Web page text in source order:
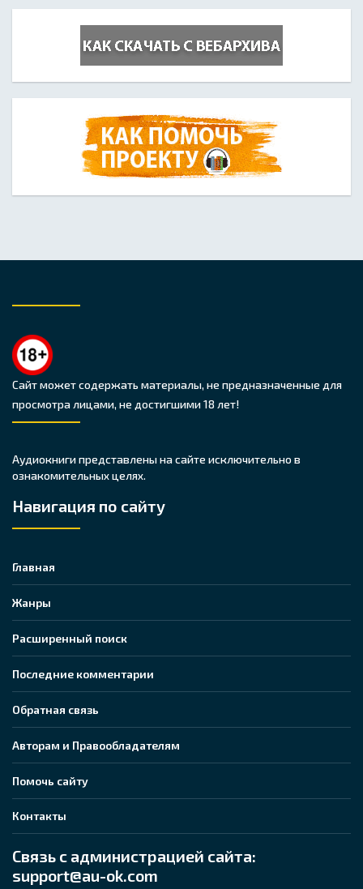
Сайт может содержать материалы, не предназначенные для
просмотра лицами, не достигшими 18 лет!
Аудиокниги представлены на сайте исключительно в
ознакомительных целях.
Навигация по сайту
Главная
Жанры
Расширенный поиск
Последние комментарии
Обратная связь
Авторам и Правообладателям
Помочь сайту
Контакты
Связь с администрацией сайта:
support@au-ok.com